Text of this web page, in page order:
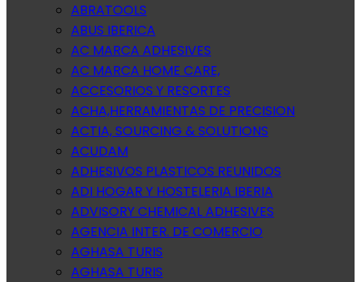
ABRATOOLS
ABUS IBERICA
AC MARCA ADHESIVES
AC MARCA HOME CARE,
ACCESORIOS Y RESORTES
ACHA,HERRAMIENTAS DE PRECISION
ACTIA, SOURCING & SOLUTIONS
ACUDAM
ADHESIVOS PLASTICOS REUNIDOS
ADI HOGAR Y HOSTELERIA IBERIA
ADVISORY CHEMICAL ADHESIVES
AGENCIA INTER. DE COMERCIO
AGHASA TURIS
AGHASA TURIS